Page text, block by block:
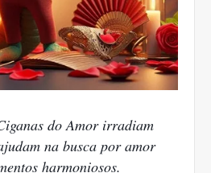
do Amor irradiam
na busca por amor
harmoniosos.